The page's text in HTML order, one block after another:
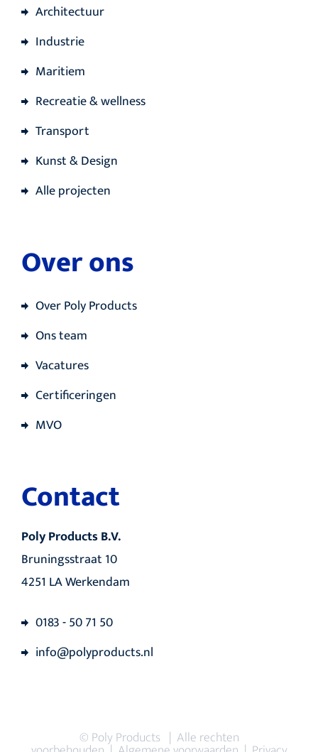
Architectuur
Industrie
Maritiem
Recreatie & wellness
Transport
Kunst & Design
Alle projecten
Over ons
Over Poly Products
Ons team
Vacatures
Certificeringen
MVO
Contact
Poly Products B.V.
Bruningsstraat 10
4251 LA Werkendam
0183 - 50 71 50
info@polyproducts.nl
© Poly Products | Alle rechten